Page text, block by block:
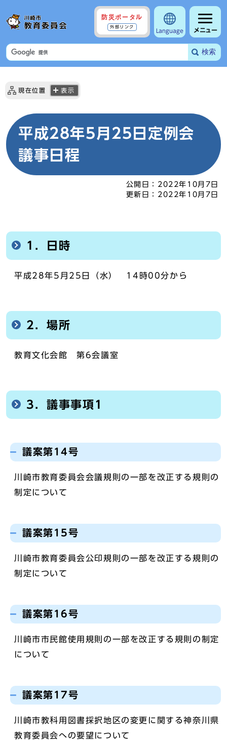
防災ポータル
外部リンク
Language メニュー
検索
現在位置 表示
平成28年5月25日定例会
議事日程
公開日： 2022年10月7日
更新日： 2022年10月7日
1．日時
平成28年5月25日（水） 14時00分から
2．場所
教育文化会館 第6会議室
3．議事事項1
議案第14号
川崎市教育委員会会議規則の一部を改正する規則の
制定について
議案第15号
川崎市教育委員会公印規則の一部を改正する規則の
制定について
議案第16号
川崎市市民館使用規則の一部を改正する規則の制定
について
議案第17号
川崎市教科用図書採択地区の変更に関する神奈川県
教育委員会への要望について